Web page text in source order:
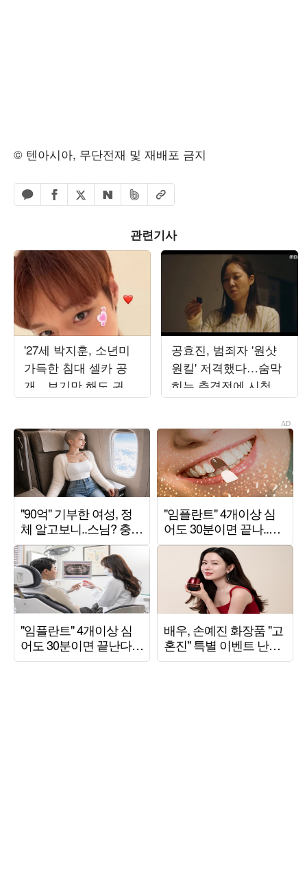
© 텐아시아, 무단전재 및 재배포 금지
카카오톡 공유하기
페이스북 공유하기
엑스 공유하기
네이버 공유하기
밴드 공유하기
URL복사
관련기사
'27세 박지훈, 소년미
가득한 침대 셀카 공
개…보기만 해도 귀여
운 비주얼
공효진, 범죄자 '원샷
원킬' 저격했다…숨막
히는 추격전에 시청률
'8.3%→9.4%' 상승 ('유